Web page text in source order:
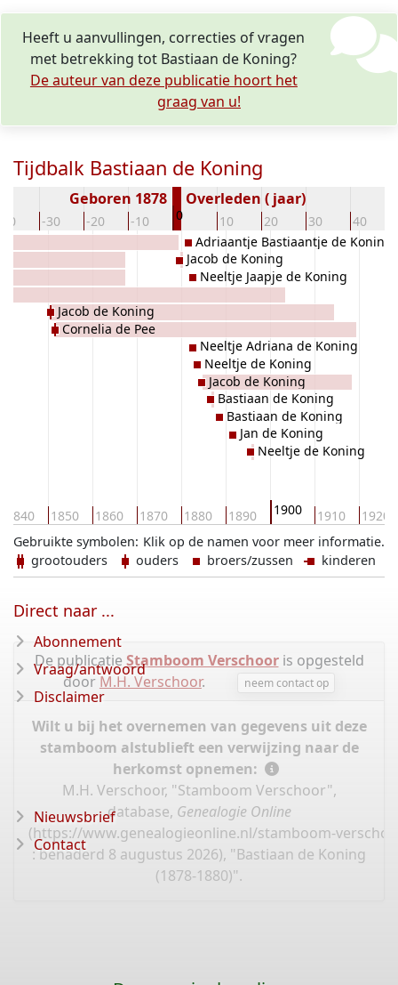
Heeft u aanvullingen, correcties of vragen
met betrekking tot Bastiaan de Koning?
De auteur van deze publicatie hoort het
graag van u!
Tijdbalk Bastiaan de Koning
-30 -20 -10 0 10 20 30 40
Geboren 1878 Overleden ( jaar)
1840 1850 1860 1870 1880 1890 1900 1910 1920
Jacob de Koning
Cornelia de Pee
Jacob de Koning
Adriaantje Bastiaantje de Koning
Neeltje Jaapje de Koning
Neeltje Adriana de Koning
Neeltje de Koning
Jacob de Koning
Bastiaan de Koning
Bastiaan de Koning
Jan de Koning
Neeltje de Koning
Klik op de namen voor meer informatie.
Gebruikte symbolen:
grootouders
ouders broers/zussen kinderen
De publicatie Stamboom Verschooris opgesteld
door M.H. Verschoor. neem contact op
Wilt u bij het overnemen van gegevens uit deze
stamboom alstublieft een verwijzing naar de
herkomst opnemen:
M.H. Verschoor, "Stamboom Verschoor",
database, Genealogie Online
(https://www.genealogieonline.nl/stamboom-
: benaderd 8 augustus 2026), "Bastiaan de Koning
(1878-1880)".
Direct naar ...
Abonnement
Vraag/antwoord
Disclaimer
Nieuwsbrief
Contact